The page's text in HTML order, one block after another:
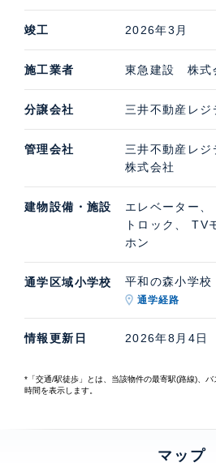
竣工 2026年3月
施工業者 東急建設 株式
分譲会社 三井不動産レ
管理会社
三井不動産レ
株式会社
建物設備・施設
エレベーター
トロック、 TV
ホン
通学区域小学校 平和の森小学
通学経路
情報更新日 2026年8月4日
*「交通/駅徒歩」とは、当該物件の最寄駅(路線)、
時間を表示します。
マップ